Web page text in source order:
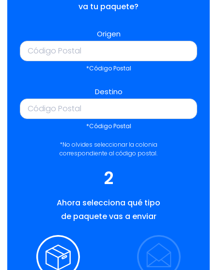
va tu paquete?
Origen
*Código Postal
Destino
*Código Postal
*No olvides seleccionar la colonia
correspondiente al código postal.
2
Ahora selecciona qué tipo
de paquete vas a enviar